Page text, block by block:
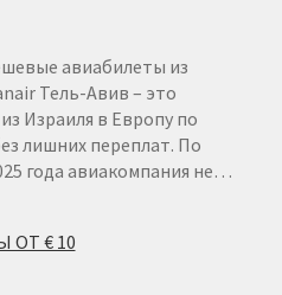
ОТ
€
15
авиабилеты из
Тель-Авив – это
Израиля в Европу по
лишних переплат. По
года авиакомпания не…
ОТ € 10